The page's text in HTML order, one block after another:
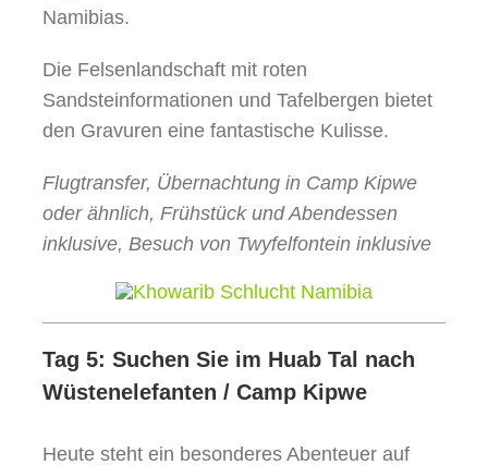
Namibias.
Die Felsenlandschaft mit roten
Sandsteinformationen und Tafelbergen bietet
den Gravuren eine fantastische Kulisse.
Flugtransfer, Übernachtung in Camp Kipwe
oder ähnlich, Frühstück und Abendessen
inklusive, Besuch von Twyfelfontein inklusive
Tag 5: Suchen Sie im Huab Tal nach
Wüstenelefanten / Camp Kipwe
Heute steht ein besonderes Abenteuer auf